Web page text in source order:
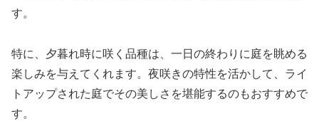
す。
特に、夕暮れ時に咲く品種は、一日の終わりに庭を眺める
楽しみを与えてくれます。夜咲きの特性を活かして、ライ
トアップされた庭でその美しさを堪能するのもおすすめで
す。